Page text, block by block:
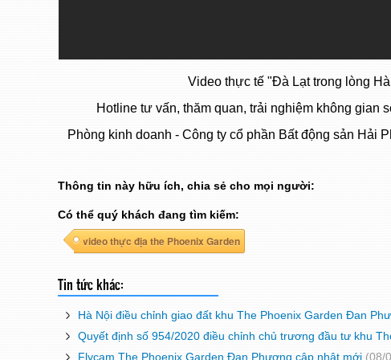
Video thực tế "Đà Lạt trong lòng
Hotline tư vấn, thăm quan, trải nghiệm không gian
Phòng kinh doanh - Công ty cổ phần Bất động sản Hải
Thông tin này hữu ích, chia sẻ cho mọi người:
Có thể quý khách đang tìm kiếm:
video thực địa the Phoenix Garden
Tin tức khác:
Hà Nội điều chỉnh giao đất khu The Phoenix Garden Đan
Quyết định số 954/2020 điều chỉnh chủ trương đầu tư khu
Flycam The Phoenix Garden Đan Phượng cập nhật mới (08/